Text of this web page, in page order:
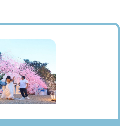
VISTA RÁPIDA